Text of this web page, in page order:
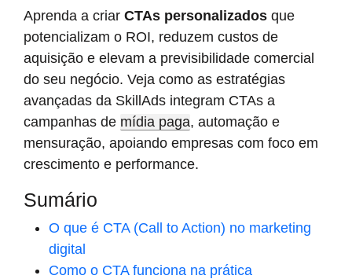
Aprenda a criar CTAs personalizados que
potencializam o ROI, reduzem custos de
aquisição e elevam a previsibilidade comercial
do seu negócio. Veja como as estratégias
avançadas da SkillAds integram CTAs a
campanhas de mídia paga, automação e
mensuração, apoiando empresas com foco em
crescimento e performance.
Sumário
O que é CTA (Call to Action) no marketing
digital
Como o CTA funciona na prática